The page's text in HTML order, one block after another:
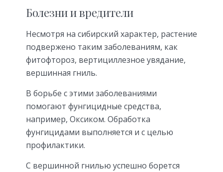
Болезни и вредители
Несмотря на сибирский характер, растение
подвержено таким заболеваниям, как
фитофтороз, вертициллезное увядание,
вершинная гниль.
В борьбе с этими заболеваниями
помогают фунгицидные средства,
например, Оксиком. Обработка
фунгицидами выполняется и с целью
профилактики.
С вершинной гнилью успешно борется